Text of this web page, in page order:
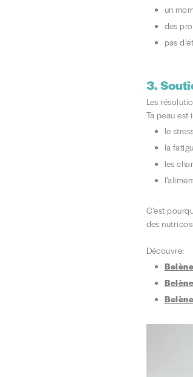
un
des
pas
3.
Les
Ta peau
le
la
les
C’est
des
Découvre: